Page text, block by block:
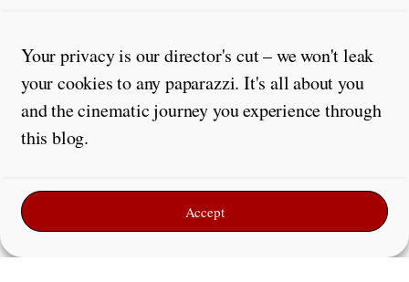
Your privacy is our director's cut – we won't leak
your cookies to any paparazzi. It's all about you
and the cinematic journey you experience through
this blog.
Accept